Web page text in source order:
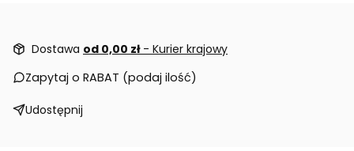
Dostawa od 0,00 zł - Kurier krajowy
Zapytaj o RABAT (podaj ilość)
Udostępnij